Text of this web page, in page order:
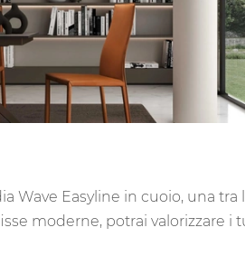
Wave Easyline in cuoio, una tra
moderne, potrai valorizzare i